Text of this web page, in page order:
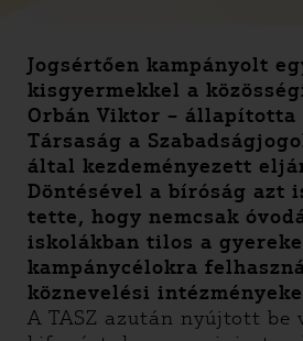
Jogsértően kampányolt
kisgyermekkel a
Orbán Viktor – állapította
Társaság a
által kezdeményezett
Döntésével a bíróság azt
tette, hogy nemcsak
iskolákban tilos a
kampánycélokra
köznevelési
A TASZ azután nyújtott be